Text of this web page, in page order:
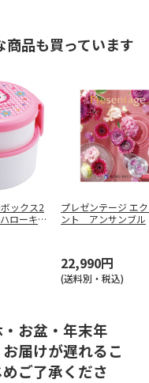
商品も買っています
ックス2
ローキテ
プレゼンテージ エ
ント アンサンブル
22,990円
(送料別・税込)
お盆・年末年
届けが遅れるこ
ご了承くださ